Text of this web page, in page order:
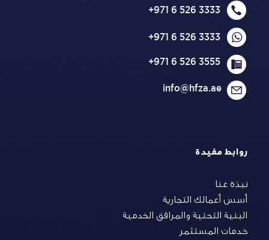
+971 6 526 3333
+971 6 526 3333
+971 6 526 3555
info@hfza.ae
روابط مفيدة
نبذة عنا
أسس أعمالك التجارية
البنية التحتية والمرافق الخدمية
خدمات المستثمر